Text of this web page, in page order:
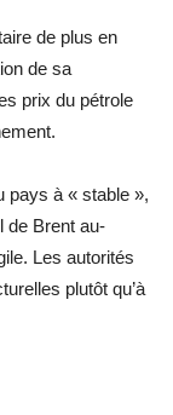
de plus en
de sa
prix du pétrole
pays à « stable »,
de Brent au-
Les autorités
plutôt qu’à